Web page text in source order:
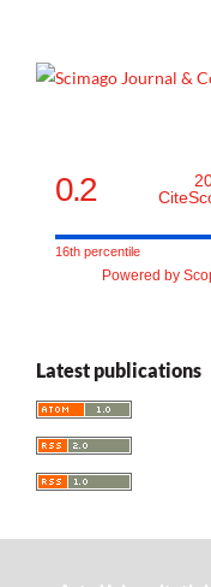
0.2
16th percentile
Powered by
Latest publications